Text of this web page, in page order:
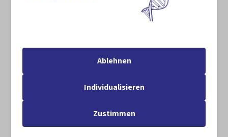
Ablehnen
Individualisieren
Zustimmen
Ausweitung dauerhafter und temporärer
geprüft und wo möglich umgesetzt (siehe auch
Umsetzung durch:
BMUKN [i],BMLEH [i]